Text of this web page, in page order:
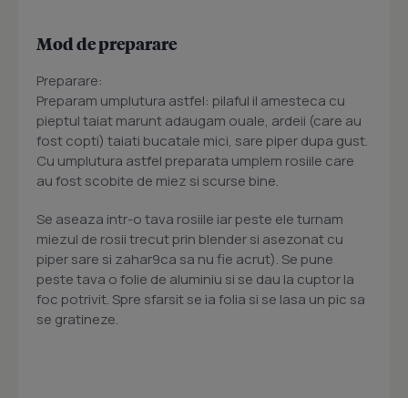
Mod de preparare
Preparare:
Preparam umplutura astfel: pilaful il amesteca cu
pieptul taiat marunt adaugam ouale, ardeii (care au
fost copti) taiati bucatale mici, sare piper dupa gust.
Cu umplutura astfel preparata umplem rosiile care
au fost scobite de miez si scurse bine.
Se aseaza intr-o tava rosiile iar peste ele turnam
miezul de rosii trecut prin blender si asezonat cu
piper sare si zahar9ca sa nu fie acrut). Se pune
peste tava o folie de aluminiu si se dau la cuptor la
foc potrivit. Spre sfarsit se ia folia si se lasa un pic sa
se gratineze.